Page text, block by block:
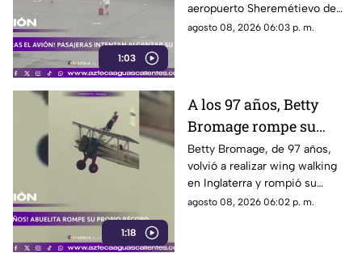
1:03
aeropuerto Sheremétievo de
Moscú tras llegar tarde a su
agosto 08, 2026 06:03 p. m.
1:18
A los 97 años, Betty
Bromage rompe su
propio récord Guinness
en las alturas
Betty Bromage, de 97 años,
volvió a realizar wing walking
en Inglaterra y rompió su
propio récord Guinness tras
agosto 08, 2026 06:02 p. m.